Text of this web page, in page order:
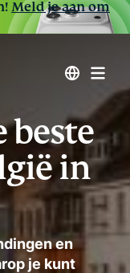
Meld je aan om
beste
in
en
je kunt